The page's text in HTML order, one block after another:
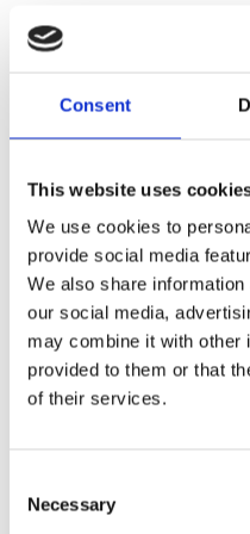
Consent
This website uses
We use cookies to
provide social media
We also share
our social media,
may combine it with other
provided to them or that
of their services.
Selection
Necessary
Pikatoimitus
Vain muutama jäljellä